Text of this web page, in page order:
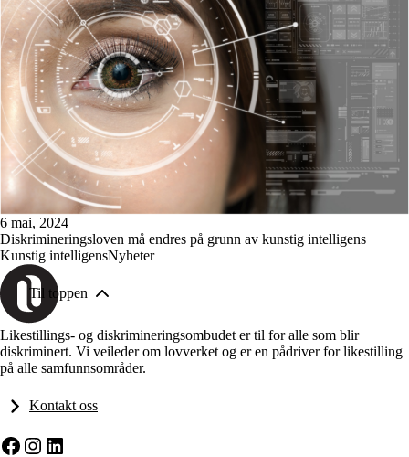
6 mai, 2024
Diskrimineringsloven må endres på grunn av kunstig intelligens
Kunstig intelligensNyheter
Til toppen
Likestillings- og diskrimineringsombudet er til for alle som blir
diskriminert. Vi veileder om lovverket og er en pådriver for likestilling
på alle samfunnsområder.
Kontakt oss